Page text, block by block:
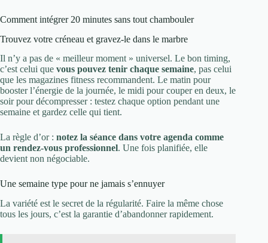
Comment intégrer 20 minutes sans tout chambouler
Trouvez votre créneau et gravez-le dans le marbre
Il n’y a pas de « meilleur moment » universel. Le bon timing,
c’est celui que vous pouvez tenir chaque semaine, pas celui
que les magazines fitness recommandent. Le matin pour
booster l’énergie de la journée, le midi pour couper en deux, le
soir pour décompresser : testez chaque option pendant une
semaine et gardez celle qui tient.
La règle d’or : notez la séance dans votre agenda comme
un rendez-vous professionnel. Une fois planifiée, elle
devient non négociable.
Une semaine type pour ne jamais s’ennuyer
La variété est le secret de la régularité. Faire la même chose
tous les jours, c’est la garantie d’abandonner rapidement.